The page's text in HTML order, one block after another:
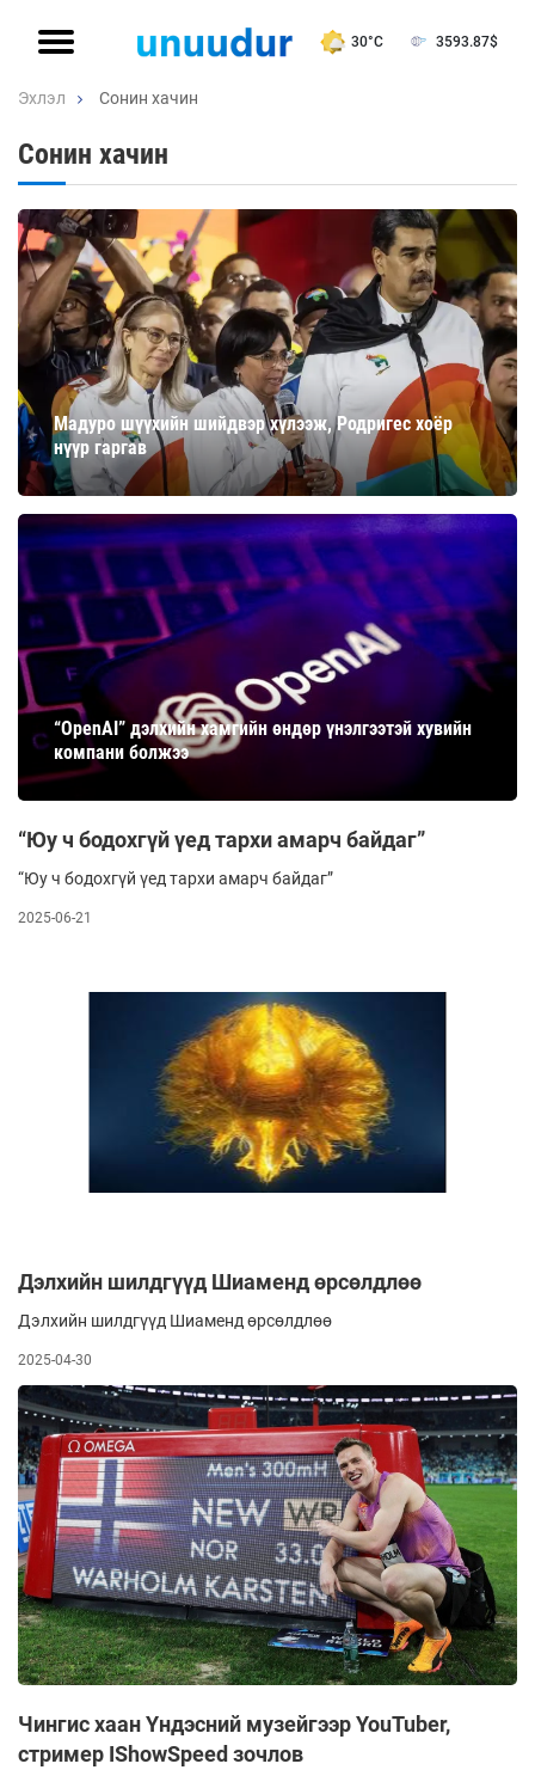
30°C 3593.87$
Эхлэл Сонин хачин
Сонин хачин
Мадуро шүүхийн шийдвэр хүлээж, Родригес хоёр
нүүр гаргав
“OpenAI” дэлхийн хамгийн өндөр үнэлгээтэй хувийн
компани болжээ
“Юу ч бодохгүй үед тархи амарч байдаг”
“Юу ч бодохгүй үед тархи амарч байдаг”
2025-06-21
Дэлхийн шилдгүүд Шиаменд өрсөлдлөө
Дэлхийн шилдгүүд Шиаменд өрсөлдлөө
2025-04-30
Чингис хаан Үндэсний музейгээр YouTuber,
стример IShowSpeed зочлов